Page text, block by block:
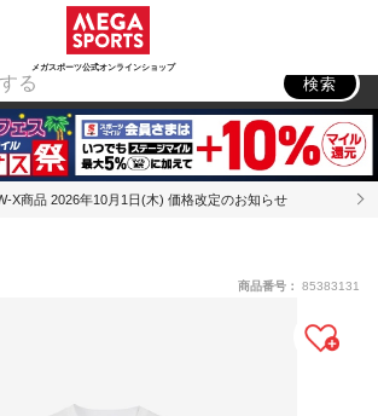
メガスポーツ公式オンラインショップ
アウトドア
検索
X商品 2026年10月1日(木) 価格改定のお知らせ
商品番号： 85383131